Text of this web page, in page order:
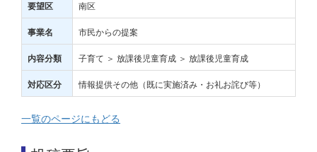
要望区 南区
事業名 市民からの提案
内容分類 子育て ＞ 放課後児童育成 ＞ 放課後児童育成
対応区分 情報提供その他（既に実施済み・お礼お詫び等）
一覧のページにもどる